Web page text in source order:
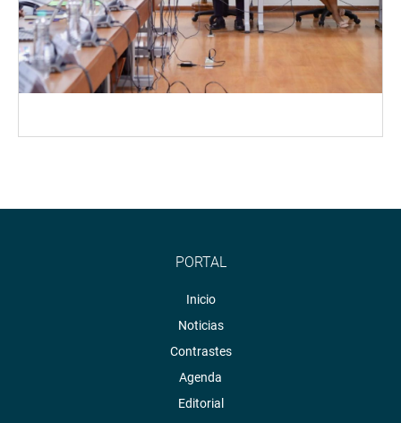
PORTAL
Inicio
Noticias
Contrastes
Agenda
Editorial